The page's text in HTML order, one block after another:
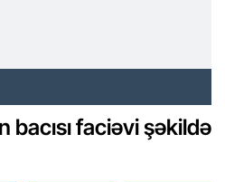
bacısı faciəvi şəkildə